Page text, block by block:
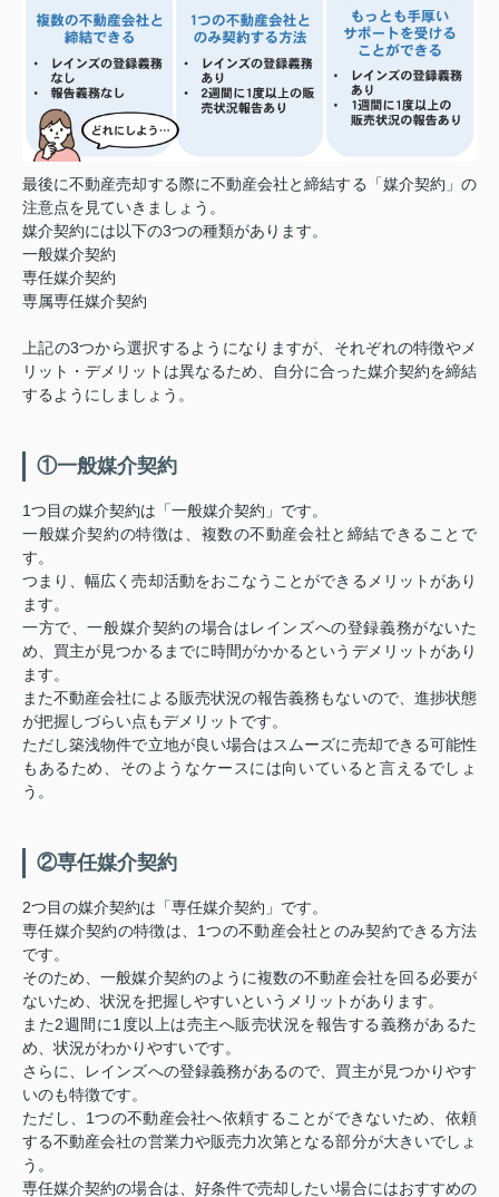
最後に不動産売却する際に不動産会社と締結する「媒介契約」の
注意点を見ていきましょう。
媒介契約には以下の3つの種類があります。
一般媒介契約
専任媒介契約
専属専任媒介契約
上記の3つから選択するようになりますが、それぞれの特徴やメ
リット・デメリットは異なるため、自分に合った媒介契約を締結
するようにしましょう。
①一般媒介契約
1つ目の媒介契約は「一般媒介契約」です。
一般媒介契約の特徴は、複数の不動産会社と締結できることで
す。
つまり、幅広く売却活動をおこなうことができるメリットがあり
ます。
一方で、一般媒介契約の場合はレインズへの登録義務がないた
め、買主が見つかるまでに時間がかかるというデメリットがあり
ます。
また不動産会社による販売状況の報告義務もないので、進捗状態
が把握しづらい点もデメリットです。
ただし築浅物件で立地が良い場合はスムーズに売却できる可能性
もあるため、そのようなケースには向いていると言えるでしょ
う。
②専任媒介契約
2つ目の媒介契約は「専任媒介契約」です。
専任媒介契約の特徴は、1つの不動産会社とのみ契約できる方法
です。
そのため、一般媒介契約のように複数の不動産会社を回る必要が
ないため、状況を把握しやすいというメリットがあります。
また2週間に1度以上は売主へ販売状況を報告する義務があるた
め、状況がわかりやすいです。
さらに、レインズへの登録義務があるので、買主が見つかりやす
いのも特徴です。
ただし、1つの不動産会社へ依頼することができないため、依頼
する不動産会社の営業力や販売力次第となる部分が大きいでしょ
う。
専任媒介契約の場合は、好条件で売却したい場合にはおすすめの